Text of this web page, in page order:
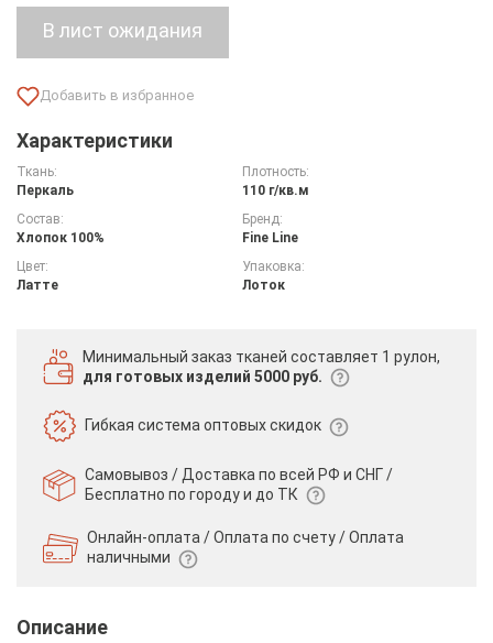
Характеристики
Ткань:
Перкаль
Плотность:
110 г/кв.м
Состав:
Хлопок 100%
Бренд:
Fine Line
Цвет:
Латте
Упаковка:
Лоток
Минимальный заказ тканей составляет 1 рулон,
для готовых изделий 5000 руб.
Гибкая системаоптовых скидок
Самовывоз / Доставка по всей РФ и СНГ /
Бесплатно по городу и до ТК
Онлайн-оплата / Оплата по счету /Оплата
наличными
Описание